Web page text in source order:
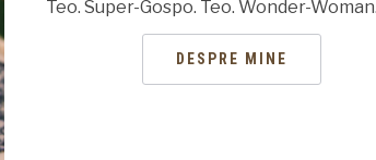
Teo. Super-Gospo. Teo. Wonder-
DESPRE MINE